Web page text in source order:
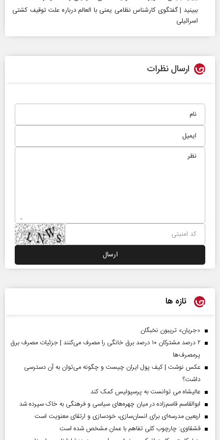
ببینید | گفتگوی کارشناس نظامی یمنی با العالم درباره علت توقیف کشتی
اسرائیلی
ارسال نظرات
تازه ها
«جریان» تریبون نخبگان
۲ درصد مشترکان ۱۰ درصد برق خانگی را مصرف می‌کنند | جزئیات مصرف برق
پرمصرف‌ها
عکس نوشت | کیف پول ایران چیست و چگونه می‌توان به آن دسترسی
داشت؟
عالیشاه می توانست به پرسپولیس کمک کند
ابوالقاسم قاسم‌زاده در میان چهره‌های سیاسی و فرهنگی به خاک سپرده شد
اربعین مدرسه‌ای برای انسان‌سازی، خودسازی و ارتقای معنویت است
قشقاوی: چارچوب کلی تفاهم با عمان مشخص شده است